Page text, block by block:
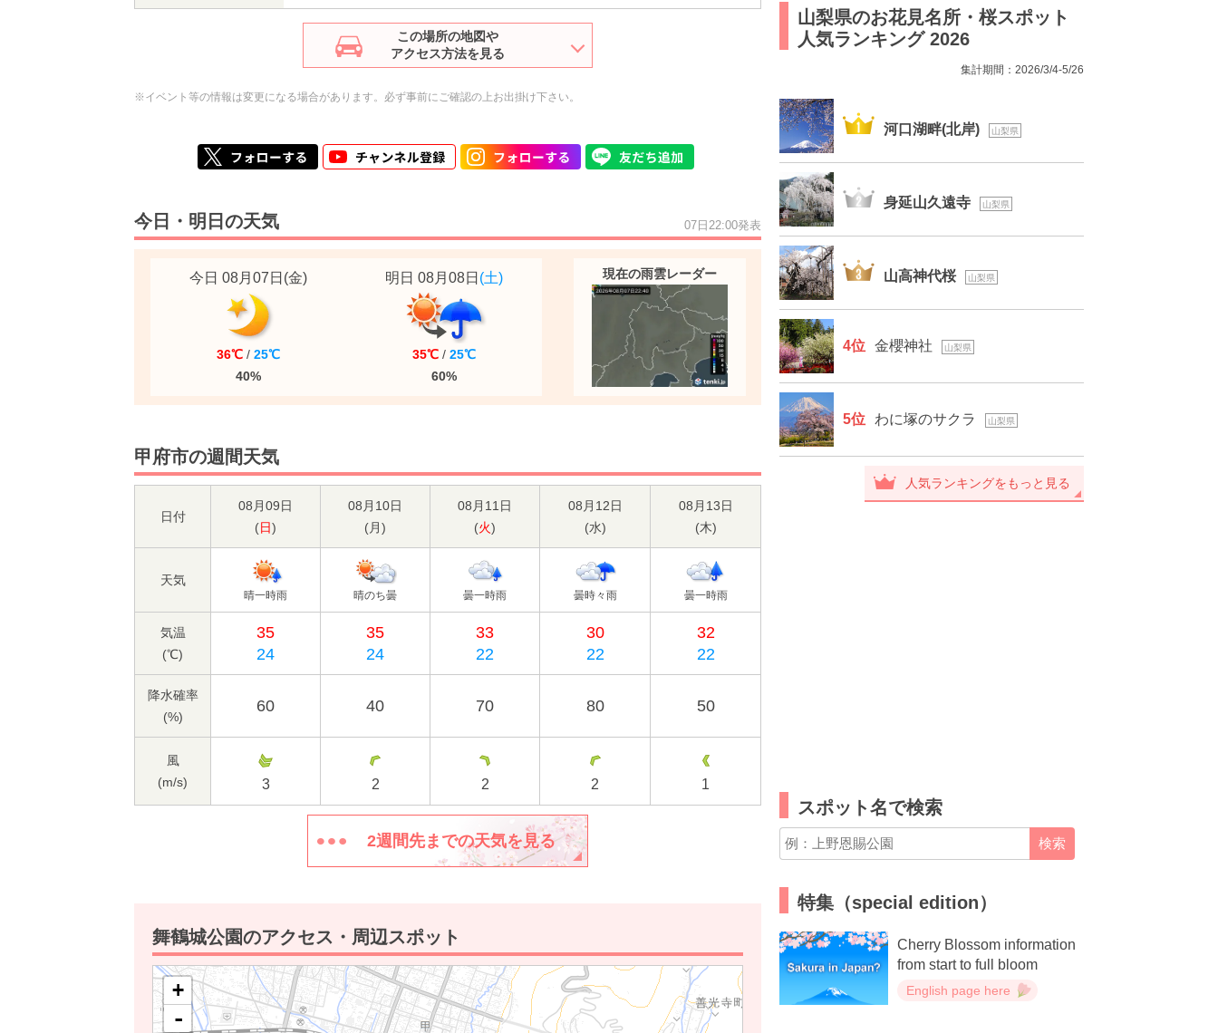
この場所の地図や
アクセス方法を見る
※イベント等の情報は変更になる場合があります。必ず事前にご確認の上お出掛け下さい。
今日・明日の天気 07日22:00発表
今日 08月07日 (金)
36℃ / 25℃
40%
明日 08月08日 (土)
35℃ / 25℃
60%
現在の雨雲レーダー
甲府市の週間天気
日付
08月09日
(日)
08月10日
(月)
08月11日
(火)
08月12日
(水)
08月13日
(木)
天気
晴一時雨 晴のち曇 曇一時雨 曇時々雨 曇一時雨
気温
(℃)
35
24
35
24
33
22
30
22
32
22
降水確率
(%)
60 40 70 80 50
風
(m/s)
3 2 2 2 1
2週間先までの天気を見る
舞鶴城公園のアクセス・周辺スポット
+
-
山梨県のお花見名所・桜スポット
人気ランキング 2026
集計期間：2026/3/4-5/26
1位
河口湖畔(北岸) 山梨県
2位
身延山久遠寺 山梨県
3位
山高神代桜 山梨県
4位 金櫻神社 山梨県
5位 わに塚のサクラ 山梨県
人気ランキングをもっと見る
スポット名で検索
検索
特集（special edition）
Cherry Blossom information
from start to full bloom
English page here